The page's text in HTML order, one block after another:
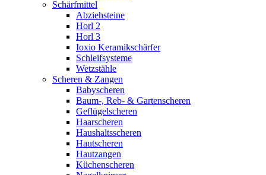
Schärfmittel
Abziehsteine
Horl 2
Horl 3
Ioxio Keramikschärfer
Schleifsysteme
Wetzstähle
Scheren & Zangen
Babyscheren
Baum-, Reb- & Gartenscheren
Geflügelscheren
Haarscheren
Haushaltsscheren
Hautscheren
Hautzangen
Küchenscheren